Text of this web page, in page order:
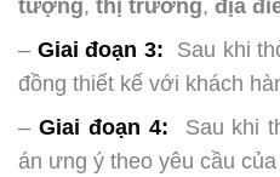
tượng, thị trường, địa
– Giai đoạn 3: Sau khi
đồng thiết kế với khách
– Giai đoạn 4: Sau khi
án ưng ý theo yêu cầu